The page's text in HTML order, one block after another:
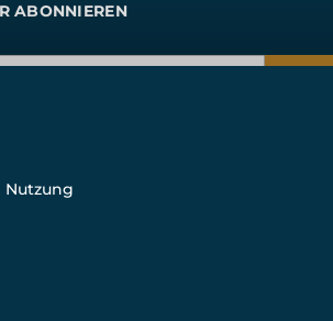
ABONNIEREN
Nutzung